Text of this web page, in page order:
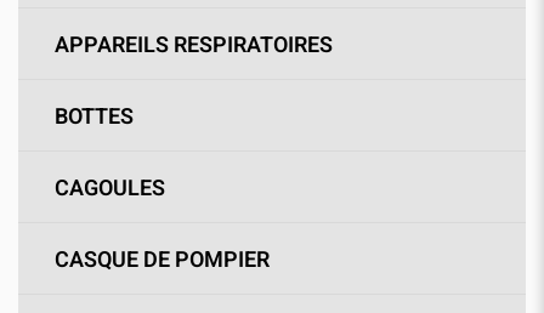
APPAREILS RESPIRATOIRES
BOTTES
CAGOULES
CASQUE DE POMPIER